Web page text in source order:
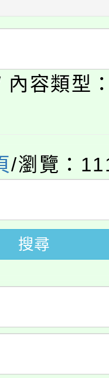
育專業人
29、30在
龍潭區
，桃園電
運動會8/
池舉行。
戶享有免
低收入戶
及科技
案入校路
育專業人
容類型
/瀏覽：
搜尋